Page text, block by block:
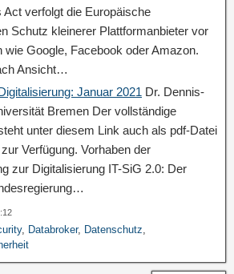
Act verfolgt die Europäische
Schutz kleinerer Plattformanbieter vor
wie Google, Facebook oder Amazon.
Ansicht…
Januar 2021 Dr. Dennis-
Bremen Der vollständige
unter diesem Link auch als pdf-Datei
Verfügung. Vorhaben der
zur Digitalisierung IT-SiG 2.0: Der
, Databroker, Datenschutz,